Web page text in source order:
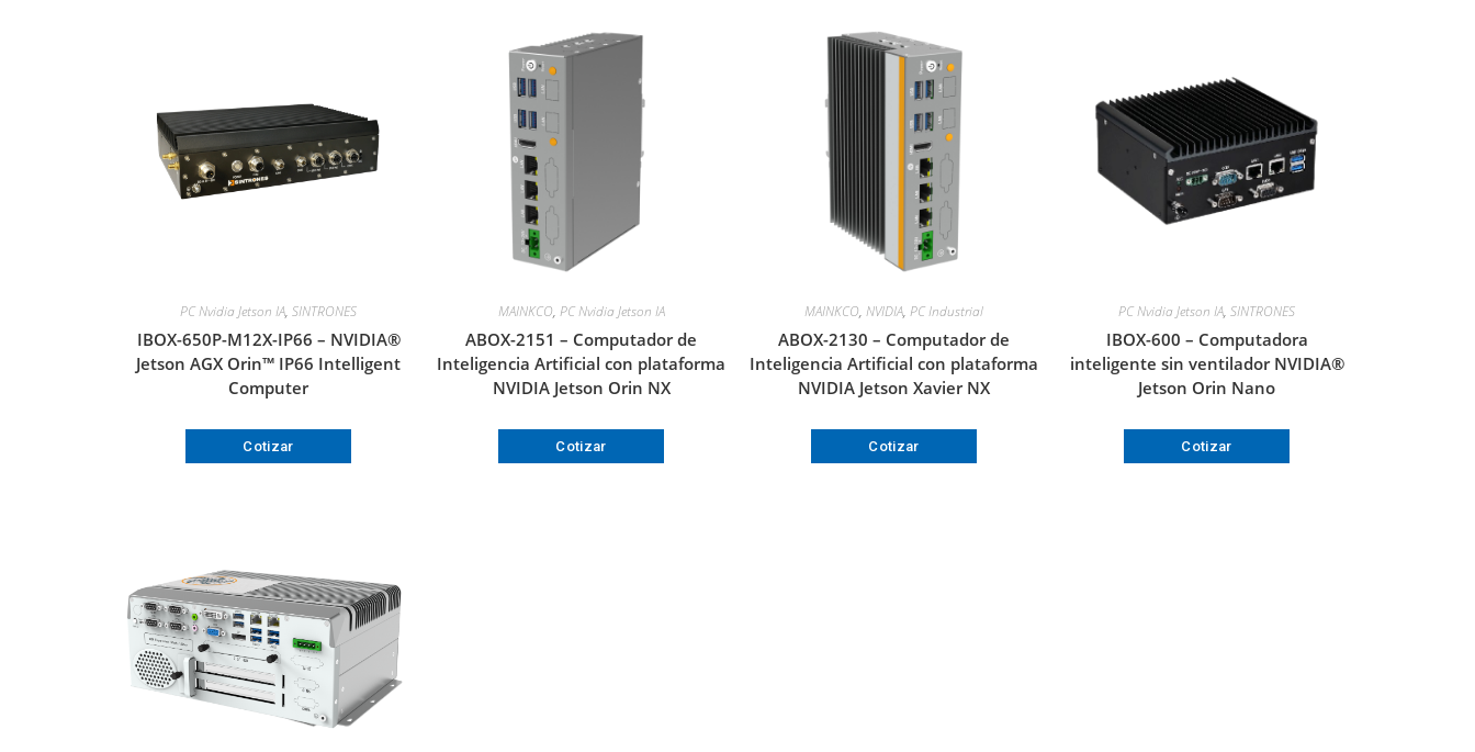
PC Nvidia Jetson IA, SINTRONES
IBOX-650P-M12X-IP66 – NVIDIA®
Jetson AGX Orin™ IP66 Intelligent
Computer
Cotizar
MAINKCO, PC Nvidia Jetson IA
ABOX-2151 – Computador de
Inteligencia Artificial con plataforma
NVIDIA Jetson Orin NX
Cotizar
MAINKCO, NVIDIA, PC Industrial
ABOX-2130 – Computador de
Inteligencia Artificial con plataforma
NVIDIA Jetson Xavier NX
Cotizar
PC Nvidia Jetson IA, SINTRONES
IBOX-600 – Computadora
inteligente sin ventilador NVIDIA®
Jetson Orin Nano
Cotizar